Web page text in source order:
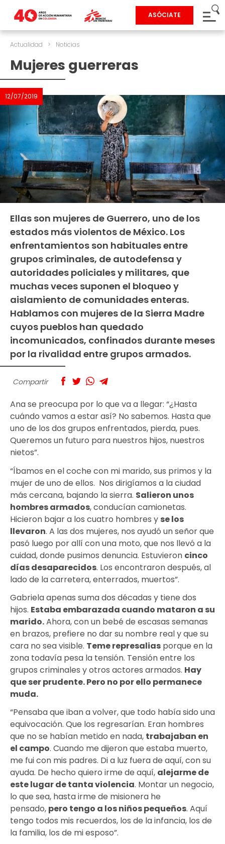
ASÓCIATE
Actualidad > Noticias
Mujeres guerreras
12/07/2019
Ellas son mujeres de Guerrero, uno de los
estados más violentos de México. Los
enfrentamientos son habituales entre
grupos criminales, de autodefensa y
autoridades policiales y militares, que
muchas veces suponen el bloqueo y
aislamiento de comunidades enteras.
Hablamos con mujeres de la Sierra Madre
cuyos pueblos han quedado
incomunicados, confinados durante meses
por la rivalidad entre grupos armados.
Compartir
Ana se preocupa por lo que va a llegar: “¿Hasta
cuándo vamos a estar así? No sabemos. Hasta que
uno de los dos grupos enfrentados, pierda, pues.
Queremos un futuro para nuestros hijos, nuestros
nietos”.
“Íbamos en el coche con mi marido, sus primos y la
mujer de uno de ellos. Nos dirigíamos a la ciudad
más cercana, bajando la sierra. Salieron unos
hombres armados, conducían camionetas.
Hicieron bajar a los cuatro hombres y se los
llevaron. A las dos mujeres, nos ayudó un señor que
pasó luego por allí con una moto, que nos llevó a la
cuidad, donde pusimos denuncia. Estuvieron cinco
días desaparecidos. Los encontraron después, al
lado de la carretera, enterrados, muertos”.
Gabriela apenas suma dos décadas y tiene dos
hijos. Estaba embarazada cuando mataron a su
marido.Ahora, con un bebé de escasas semanas
en brazos, prefiere no dar su nombre real y que su
cara no sea visible. Teme represalias porque en la
zona todavía pesa la tensión. Tensión entre los
grupos criminales y otros actores armados. Hay
que ser prudente. Pero no por ello permanece
muda.
“Pensaba que iban a volver, que todo había sido una
equivocación. Que los regresarían. Eran hombres
que no se habían metido en nada, trabajaban en
el campo. Cuando me dijeron que estaba muerto,
me fui con mis padres. Di a luz fuera de aquí, con su
ayuda. De hecho quiero irme de aquí, alejarme de
este lugar de tanta violencia. Montar un negocio,
lo que sea, hasta irme de misionera he
pensado, pero tengo a los niños pequeños. Aquí
tengo todos mis recuerdos, los de la infancia, los de
la familia, los de mi esposo”.